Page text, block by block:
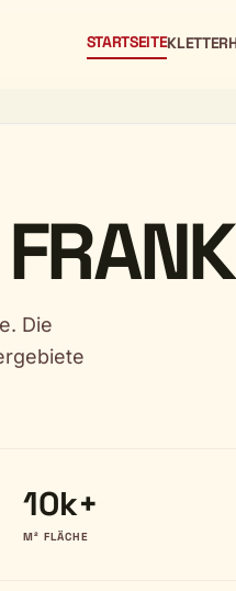
STARTSEITE
Die
10k+
M² FLÄCHE